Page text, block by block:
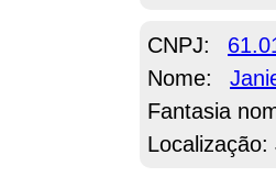
CNPJ:
Nome:
Fantasia